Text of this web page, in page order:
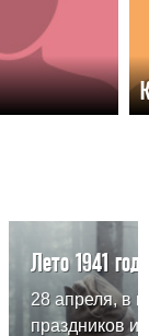
Лето 1941 года
28 апреля, в
праздников